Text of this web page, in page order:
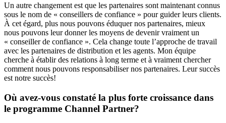
Un autre changement est que les partenaires sont maintenant connus
sous le nom de « conseillers de confiance » pour guider leurs clients.
À cet égard, plus nous pouvons éduquer nos partenaires, mieux
nous pouvons leur donner les moyens de devenir vraiment un
« conseiller de confiance ». Cela change toute l’approche de travail
avec les partenaires de distribution et les agents. Mon équipe
cherche à établir des relations à long terme et à vraiment chercher
comment nous pouvons responsabiliser nos partenaires. Leur succès
est notre succès!
Où avez-vous constaté la plus forte croissance dans
le programme Channel Partner?